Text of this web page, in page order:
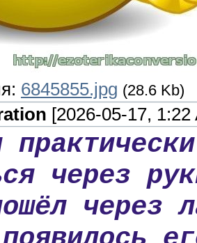
6845855.jpg (28.6 Kb)
[2026-05-17, 1:22
через
через